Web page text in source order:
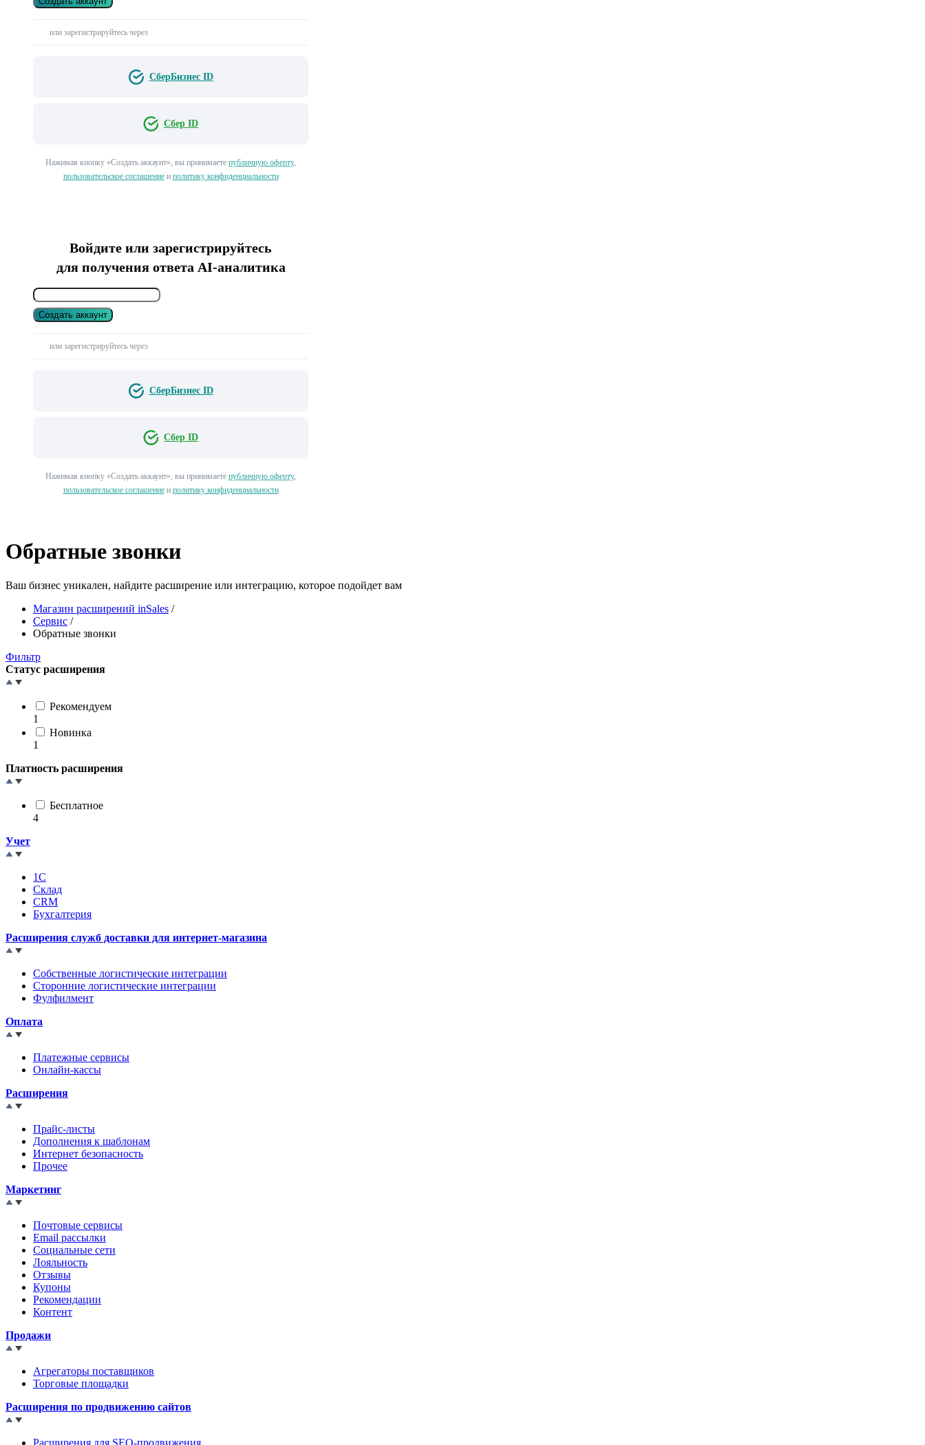
или зарегистрируйтесь через
СберБизнес ID
Сбер ID
Нажимая кнопку «Создать аккаунт», вы принимаете публичную оферту,
пользовательское соглашениеи политику конфиденциальности
Войдите или зарегистрируйтесь
для получения ответа AI-аналитика
Создать аккаунт
или зарегистрируйтесь через
СберБизнес ID
Сбер ID
Нажимая кнопку «Создать аккаунт», вы принимаете публичную оферту,
пользовательское соглашениеи политику конфиденциальности
Обратные звонки
Ваш бизнес уникален, найдите расширение или интеграцию, которое подойдет вам
Магазин расширений inSales /
Сервис /
Обратные звонки
Фильтр
Статус расширения
Рекомендуем
1
Новинка
1
Платность расширения
Бесплатное
4
Учет
1С
Склад
CRM
Бухгалтерия
Расширения служб доставки для интернет-магазина
Собственные логистические интеграции
Сторонние логистические интеграции
Фулфилмент
Оплата
Платежные сервисы
Онлайн-кассы
Расширения
Прайс-листы
Дополнения к шаблонам
Интернет безопасность
Прочее
Маркетинг
Почтовые сервисы
Email рассылки
Социальные сети
Лояльность
Отзывы
Купоны
Рекомендации
Контент
Продажи
Агрегаторы поставщиков
Торговые площадки
Расширения по продвижению сайтов
Расширения для SEO-продвижения